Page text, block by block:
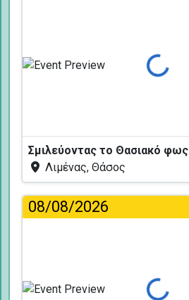
Φόρτωση...
Σμιλεύοντας το Θασιακό φως
Λιμένας, Θάσος
08/08/2026
Φόρτωση...